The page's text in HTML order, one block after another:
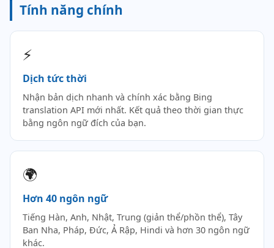
Tính năng chính
⚡
Dịch tức thời
Nhận bản dịch nhanh và chính xác bằng Bing
translation API mới nhất. Kết quả theo thời gian thực
bằng ngôn ngữ đích của bạn.
🌍
Hơn 40 ngôn ngữ
Tiếng Hàn, Anh, Nhật, Trung (giản thể/phồn thể), Tây
Ban Nha, Pháp, Đức, Ả Rập, Hindi và hơn 30 ngôn ngữ
khác.